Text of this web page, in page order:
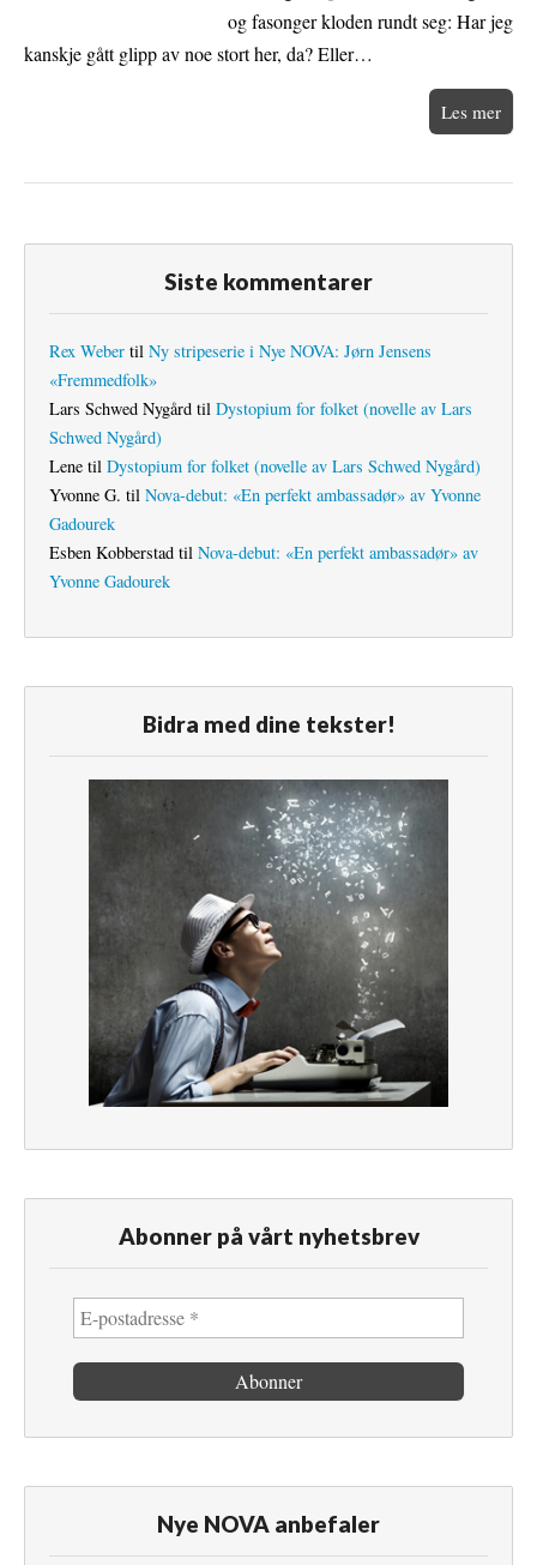
og fasonger kloden rundt seg: Har jeg
kanskje gått glipp av noe stort her, da? Eller…
Les mer
Siste kommentarer
Rex Weber til Ny stripeserie i Nye NOVA: Jørn Jensens
«Fremmedfolk»
Lars Schwed Nygård til Dystopium for folket (novelle av Lars
Schwed Nygård)
Lene til Dystopium for folket (novelle av Lars Schwed Nygård)
Yvonne G. til Nova-debut: «En perfekt ambassadør» av Yvonne
Gadourek
Esben Kobberstad til Nova-debut: «En perfekt ambassadør» av
Yvonne Gadourek
Bidra med dine tekster!
Abonner på vårt nyhetsbrev
Nye NOVA anbefaler